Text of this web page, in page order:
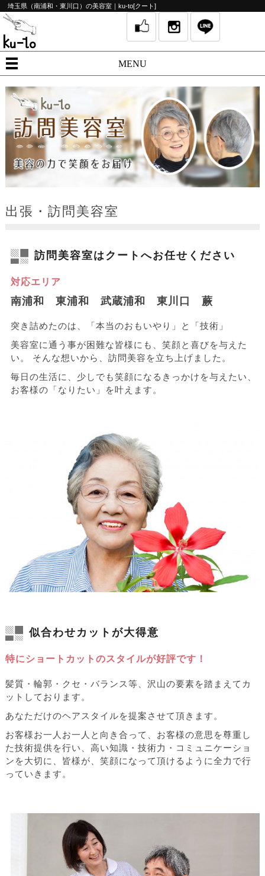
埼玉県（南浦和・東川口）の美容室｜ku-to[クート]
MENU
出張・訪問美容室
訪問美容室はクートへお任せください
対応エリア
南浦和 東浦和 武蔵浦和 東川口 蕨
突き詰めたのは、「本当のおもいやり」と「技術」
美容室に通う事が困難な皆様にも、笑顔と喜びを与えた
い。
そんな想いから、訪問美容を立ち上げました。
毎日の生活に、少しでも笑顔になるきっかけを与えたい、
お客様の「なりたい」を叶えます。
似合わせカットが大得意
特にショートカットのスタイルが好評です！
髪質・輪郭・クセ・バランス等、沢山の要素を踏まえてカ
ットしております。
あなただけのヘアスタイルを提案させて頂きます。
お客様お一人お一人と向き合って、お客様の意思を尊重し
た技術提供を行い、高い知識・技術力・コミュニケーショ
ンを大切に、皆様が、笑顔になって頂けるように全力で行
っていきます。